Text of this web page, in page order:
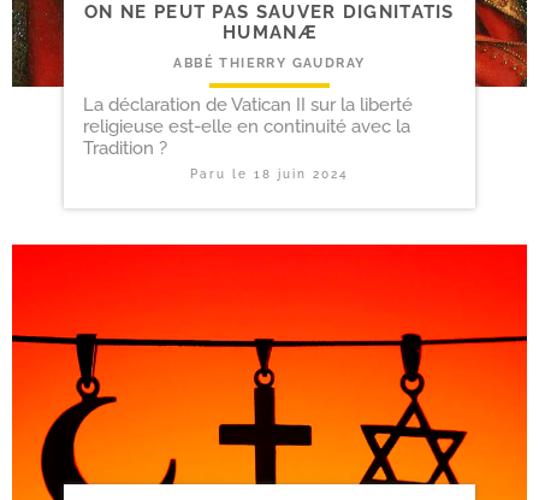
ON NE PEUT PAS SAUVER DIGNITATIS
HUMANÆ
ABBÉ THIERRY GAUDRAY
La déclaration de Vatican II sur la liberté
religieuse est-elle en continuité avec la
Tradition ?
Paru le 18 juin 2024